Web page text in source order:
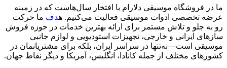
ما در فروشگاه موسیقی دلارام با افتخار سال‌هاست که در زمینه
عرضه تخصصی ادوات موسیقی فعالیت می‌کنیم. هدف ما حرکت
رو به جلو و تلاش مستمر برای ارائه بهترین خدمات در حوزه فروش
سازهای ایرانی و خارجی، تجهیزات استودیویی و لوازم جانبی
موسیقی است—نه‌تنها در سراسر ایران، بلکه برای مشتریانمان در
کشورهای مختلف از جمله کانادا، انگلیس، آمریکا و دیگر نقاط جهان.